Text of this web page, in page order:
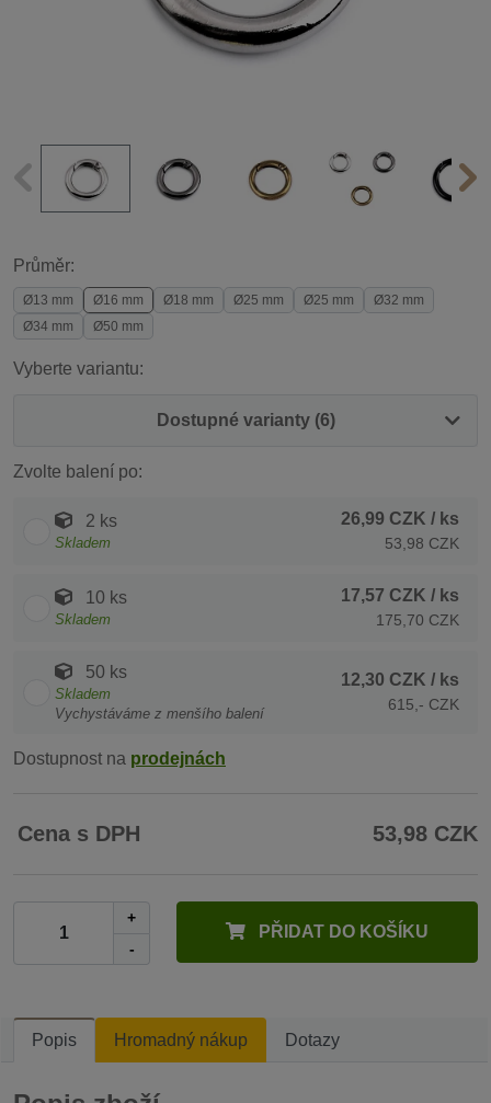
Průměr:
Ø13 mm Ø16 mm Ø18 mm Ø25 mm Ø25 mm
Ø32 mm
Ø34 mm
Ø50 mm
Vyberte variantu:
Dostupné varianty (6)
Zvolte balení po:
2 ks
Skladem
26,99 CZK / ks
53,98 CZK
10 ks
Skladem
17,57 CZK / ks
175,70 CZK
50 ks
Skladem
Vychystáváme z menšího balení
12,30 CZK / ks
615,- CZK
Dostupnost na prodejnách
Cena s DPH 53,98 CZK
+
-
PŘIDAT DO KOŠÍKU
Popis Hromadný nákup Dotazy